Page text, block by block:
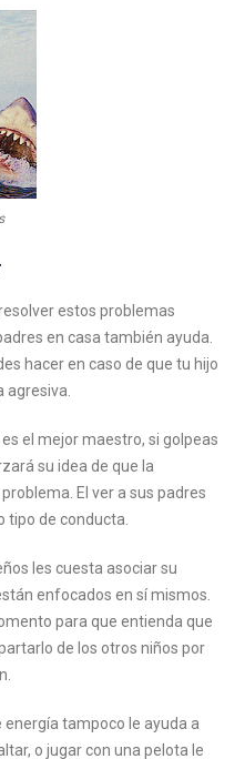
estos problemas
en casa también ayuda.
hacer en caso de que tu hijo
es el mejor maestro, si golpeas
su idea de que la
El ver a sus padres
tipo de conducta.
les cuesta asociar su
enfocados en sí mismos.
para que entienda que
de los otros niños por
energía tampoco le ayuda a
o jugar con una pelota le